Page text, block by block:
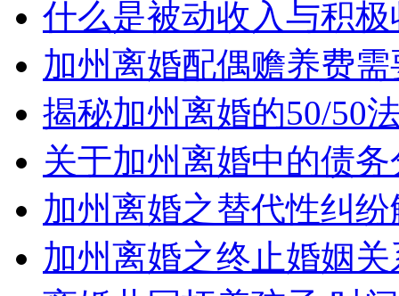
什么是被动收入与积
加州离婚配偶赡养费
揭秘加州离婚的50/50
关于加州离婚中的债
加州离婚之替代性纠
加州离婚之终止婚姻关